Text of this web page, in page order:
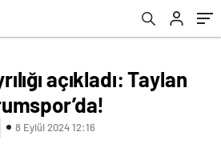
açıkladı: Taylan
8 Eylül 2024 12:16